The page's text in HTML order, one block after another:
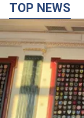
TOP NEWS